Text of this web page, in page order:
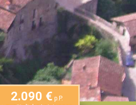
2.090 € p.P.